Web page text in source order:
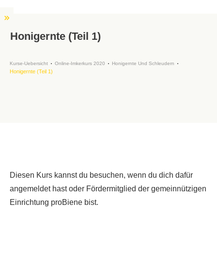
Honigernte (Teil 1)
Kurse-Uebersicht Online-Imkerkurs 2020 Honigernte Und Schleudern
Honigernte (Teil 1)
Diesen Kurs kannst du besuchen, wenn du dich dafür
angemeldet hast oder Fördermitglied der gemeinnützigen
Einrichtung proBiene bist.